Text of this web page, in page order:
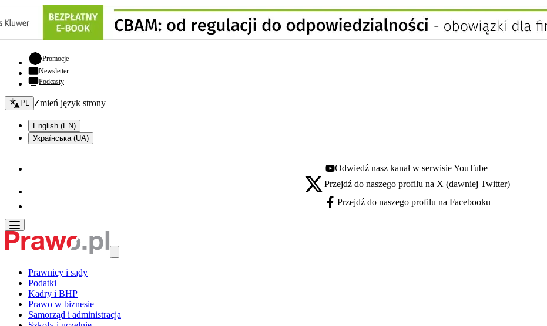
Promocje- otwiera się w nowej karcie
Newsletter
Podcasty
Zmień język - bieżący:
PL Zmień język strony
English (EN)
Українська (UA)
Youtube - otwiera się w nowej karcie
Odwiedź nasz kanał w serwisie YouTube
X - otwiera się w nowej karcie
Przejdź do naszego profilu na X (dawniej Twitter)
Facebook - otwiera się w nowej karcie
Przejdź do naszego profilu na Facebooku
Prawnicy i sądy
Podatki
Kadry i BHP
Prawo w biznesie
Samorząd i administracja